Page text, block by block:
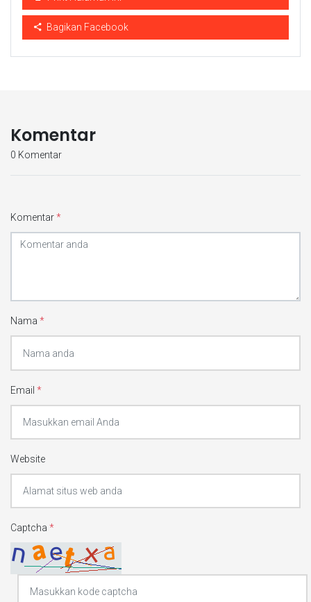
Bagikan Facebook
Komentar
0 Komentar
Komentar*
Nama *
Email *
Website
Captcha *